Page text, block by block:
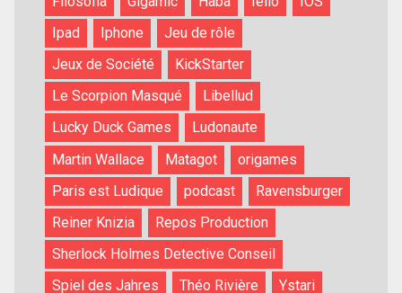
Ipad
Iphone
Jeu de rôle
Jeux de Société
KickStarter
Le Scorpion Masqué
Libellud
Lucky Duck Games
Ludonaute
Martin Wallace
Matagot
origames
Paris est Ludique
podcast
Ravensburger
Reiner Knizia
Repos Production
Sherlock Holmes Detective Conseil
Spiel des Jahres
Théo Rivière Ystari